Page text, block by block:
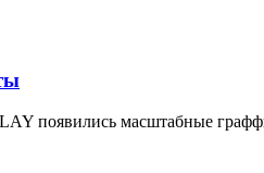
появились масштабные